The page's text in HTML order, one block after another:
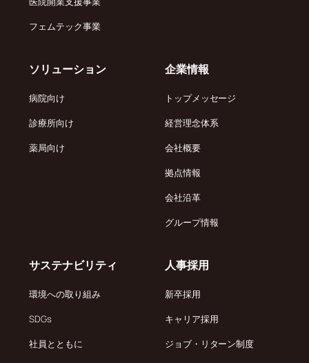
フェムテック事業
ソリューション
病院向け
診療所向け
薬局向け
企業情報
トップメッセージ
経営理念体系
会社概要
拠点情報
会社沿革
グループ情報
サステナビリティ
環境への取り組み
SDGs
社員とともに
人事採用
新卒採用
キャリア採用
ジョブ・リターン制度